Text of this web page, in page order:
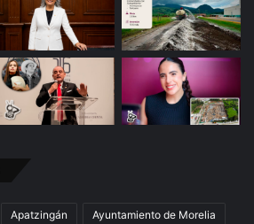
Apatzingán Ayuntamiento de Morelia